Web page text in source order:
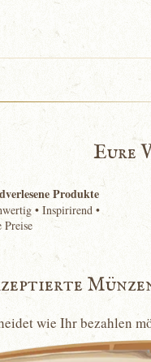
Eure
Produkte
• Inspirirend •
Preise
wie Ihr bezahlen